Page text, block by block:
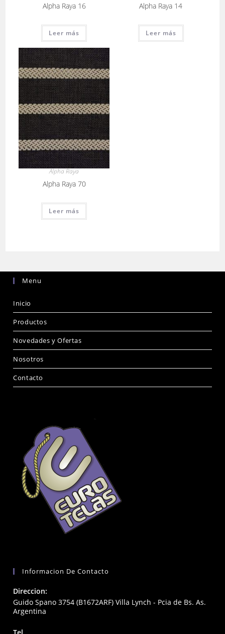
Alpha Raya 16
Leer más
Alpha Raya 14
Leer más
Alpha Raya
Alpha Raya 70
Leer más
Menu
Inicio
Productos
Novedades y Ofertas
Nosotros
Contacto
Informacion De Contacto
Direccion:
Guido Spano 3754 (B1672ARF) Villa Lynch - Pcia de Bs. As.
Argentina